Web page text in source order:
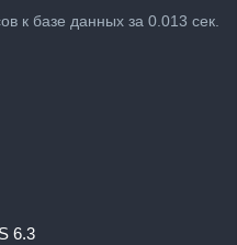
к базе данных за 0.013 сек.
6.3